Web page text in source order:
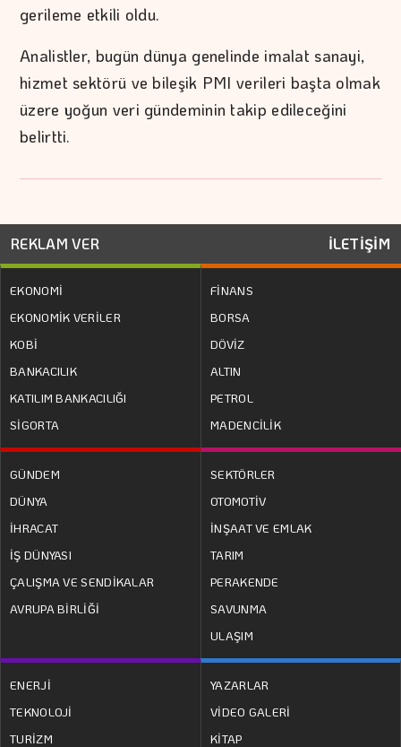
gerileme etkili oldu.
Analistler, bugün dünya genelinde imalat sanayi,
hizmet sektörü ve bileşik PMI verileri başta olmak
üzere yoğun veri gündeminin takip edileceğini
belirtti.
REKLAM VER İLETİŞİM
EKONOMİ
EKONOMİK VERİLER
KOBİ
BANKACILIK
KATILIM BANKACILIĞI
SİGORTA
FİNANS
BORSA
DÖVİZ
ALTIN
PETROL
MADENCİLİK
GÜNDEM
DÜNYA
İHRACAT
İŞ DÜNYASI
ÇALIŞMA VE SENDİKALAR
AVRUPA BİRLİĞİ
SEKTÖRLER
OTOMOTİV
İNŞAAT VE EMLAK
TARIM
PERAKENDE
SAVUNMA
ULAŞIM
ENERJİ
TEKNOLOJİ
TURİZM
YAZARLAR
VİDEO GALERİ
KİTAP